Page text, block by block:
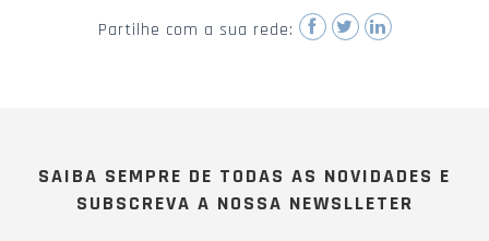
Partilhe com a sua rede:
SAIBA SEMPRE DE TODAS AS NOVIDADES E
SUBSCREVA A NOSSA NEWSLLETER